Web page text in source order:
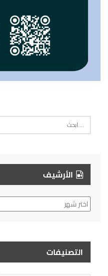
الأرشيف
الأرشيف
التصنيفات